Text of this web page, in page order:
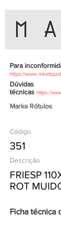
Para
https://
Dúvidas
técnicas https://
Marka Rótulos
Código
351
Descrição
FRIESP
ROT
Ficha técnica